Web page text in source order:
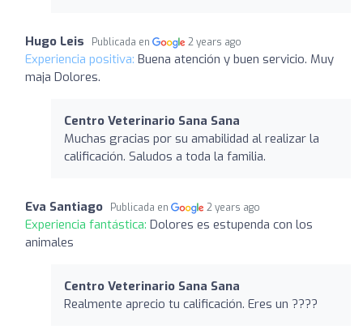
Hugo Leis Publicada en 2 years ago
Experiencia positiva: Buena atención y buen servicio. Muy
maja Dolores.
Centro Veterinario Sana Sana
Muchas gracias por su amabilidad al realizar la
calificación. Saludos a toda la familia.
Eva Santiago Publicada en 2 years ago
Experiencia fantástica: Dolores es estupenda con los
animales
Centro Veterinario Sana Sana
Realmente aprecio tu calificación. Eres un ????